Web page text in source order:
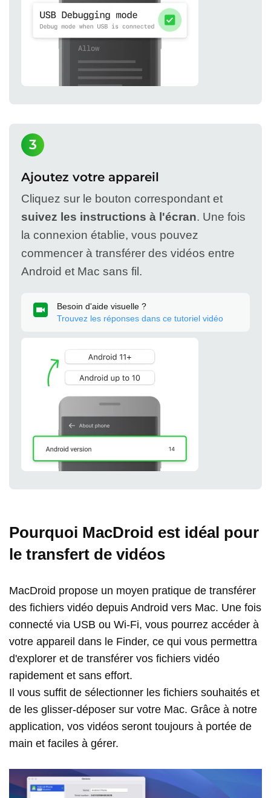
3
Ajoutez votre appareil
Cliquez sur le bouton correspondant et
suivez les instructions à l'écran. Une fois
la connexion établie, vous pouvez
commencer à transférer des vidéos entre
Android et Mac sans fil.
Besoin d'aide visuelle ?
Trouvez les réponses dans ce tutoriel vidéo
Pourquoi MacDroid est idéal pour
le transfert de vidéos
MacDroid propose un moyen pratique de transférer
des fichiers vidéo depuis Android vers Mac. Une fois
connecté via USB ou Wi-Fi, vous pourrez accéder à
votre appareil dans le Finder, ce qui vous permettra
d'explorer et de transférer vos fichiers vidéo
rapidement et sans effort.
Il vous suffit de sélectionner les fichiers souhaités et
de les glisser-déposer sur votre Mac. Grâce à notre
application, vos vidéos seront toujours à portée de
main et faciles à gérer.